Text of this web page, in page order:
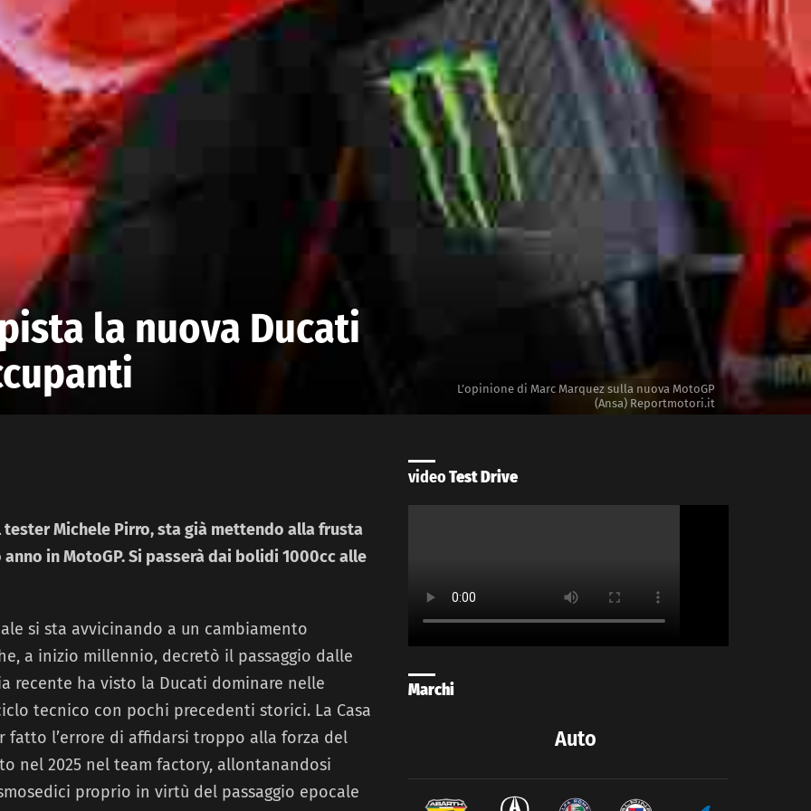
la nuova Ducati
L’opinione di Marc Marquez sulla nuova MotoGP
(Ansa) Reportmotori.it
tester Michele Pirro, sta già mettendo alla frusta
in MotoGP. Si passerà dai bolidi 1000cc alle
si sta avvicinando a un cambiamento
a inizio millennio, decretò il passaggio dalle
recente ha visto la Ducati dominare nelle
tecnico con pochi precedenti storici. La Casa
fatto l’errore di affidarsi troppo alla forza del
nel 2025 nel team factory, allontanandosi
proprio in virtù del passaggio epocale
videoTest Drive
Marchi
Auto